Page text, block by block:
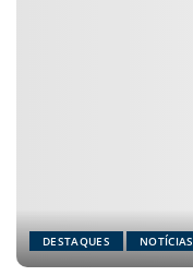
DESTAQUES NOTÍCIAS